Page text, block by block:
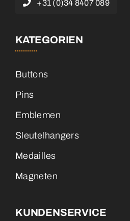
+31 (0)34 8407 089
KATEGORIEN
Buttons
Pins
Emblemen
Sleutelhangers
Medailles
Magneten
KUNDENSERVICE